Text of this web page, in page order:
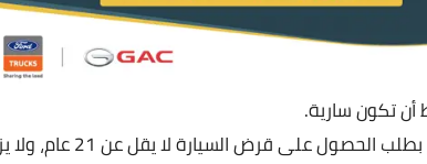
تكون سارية.
على قرض السيارة لا يقل عن 21 عام، ولا يزيد عن 65 عام.